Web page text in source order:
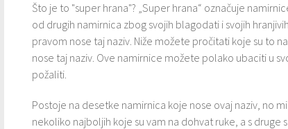
Što je to "super hrana"? „Super hrana“ označuje
od drugih namirnica zbog svojih blagodati i svojih
pravom nose taj naziv. Niže možete pročitati koje su to
nose taj naziv. Ove namirnice možete polako ubaciti u
požaliti.
Postoje na desetke namirnica koje nose ovaj naziv, no
nekoliko najboljih koje su vam na dohvat ruke, a s druge